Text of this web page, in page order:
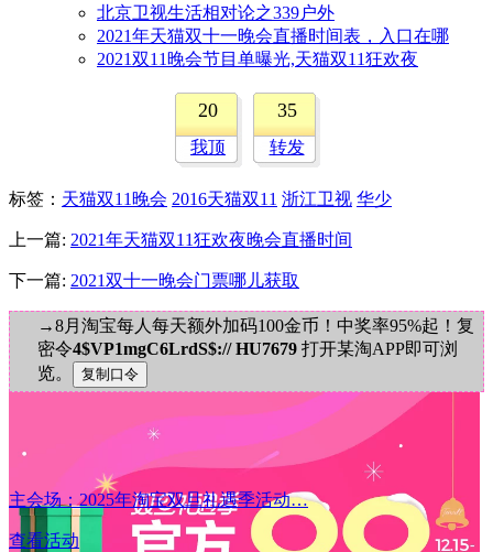
北京卫视生活相对论之339户外
2021年天猫双十一晚会直播时间表，入口在哪
2021双11晚会节目单曝光,天猫双11狂欢夜
20
我顶
35
转发
标签 ： 天猫双11晚会 2016天猫双11 浙江卫视 华少
上一篇: 2021年天猫双11狂欢夜晚会直播时间
下一篇: 2021双十一晚会门票哪儿获取
→8月淘宝每人每天额外加码100金币！中奖率95%起！复
密令4$VP1mgC6LrdS$:// HU7679 打开某淘APP即可浏
览。
主会场：2025年淘宝双旦礼遇季活动…
查看活动